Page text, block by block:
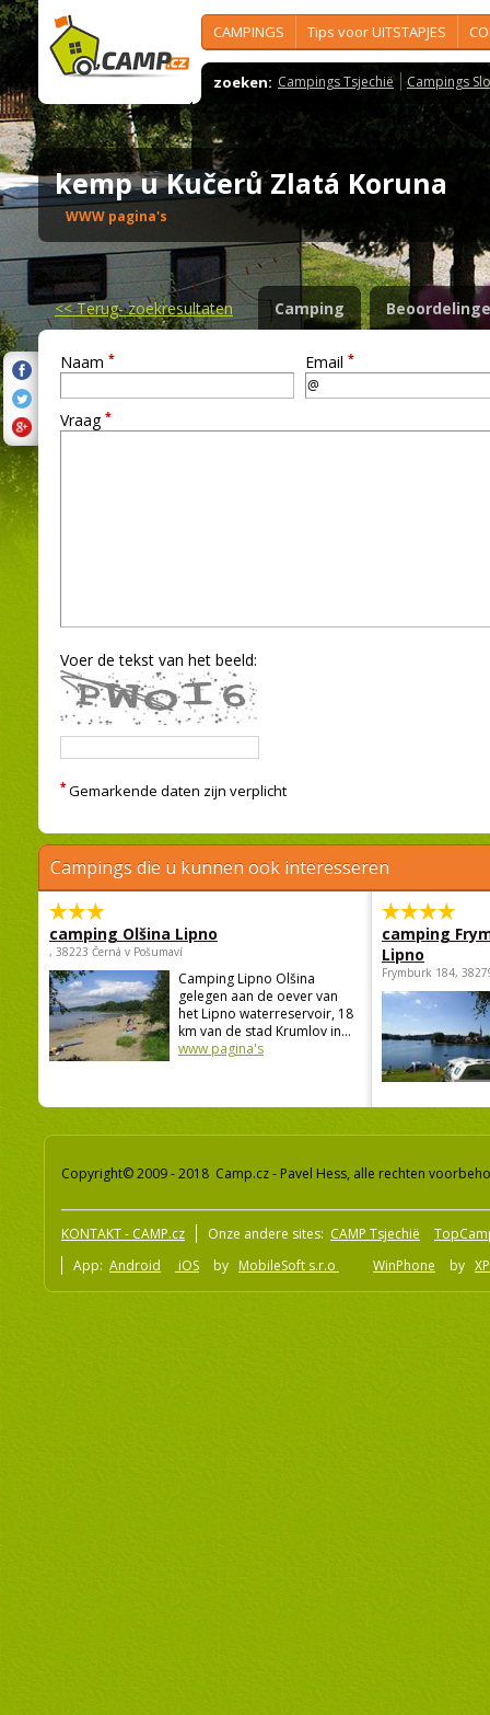
CAMPINGS Tips voor UITSTAPJES
zoeken: Campings Tsjechië Campings
kemp u Kučerů Zlatá Koruna
WWW pagina's
<<Terug- zoekresultaten Camping
Naam * Email *
Vraag *
Voer de tekst van het beeld:
* Gemarkende daten zijn verplicht
Campings die u kunnen ook interesseren
camping Olšina Lipno
, 38223 Černá v Pošumaví
Camping Lipno Olšina
gelegen aan de oever van
het Lipno waterreservoir, 18
km van de stad Krumlov in...
www pagina's
camping
Lipno
Frymburk 184,
Copyright© 2009 - 2018 Camp.cz - Pavel Hess, alle rechten
KONTAKT - CAMP.cz Onze andere sites: CAMP Tsjechië
App: Android iOS by MobileSoft s.r.o WinPhone by